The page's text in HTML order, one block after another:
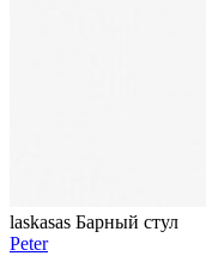
laskasas Барный стул
Peter